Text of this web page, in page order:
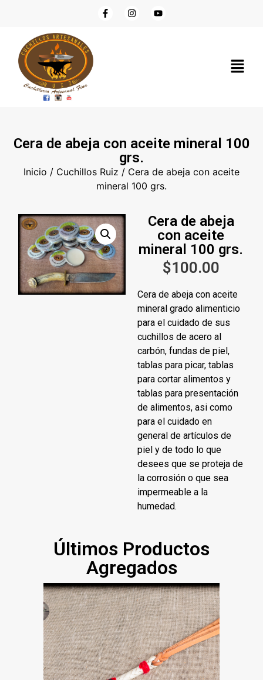
Cera de abeja con aceite mineral 100
grs.
Inicio / Cuchillos Ruiz / Cera de abeja con aceite
mineral 100 grs.
Cera de abeja
con aceite
mineral 100 grs.
$100.00
Cera de abeja con aceite
mineral grado alimenticio
para el cuidado de sus
cuchillos de acero al
carbón, fundas de piel,
tablas para picar, tablas
para cortar alimentos y
tablas para presentación
de alimentos, asi como
para el cuidado en
general de artículos de
piel y de todo lo que
desees que se proteja de
la corrosión o que sea
impermeable a la
humedad.
Últimos Productos
Agregados